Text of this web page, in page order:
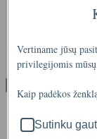
IŠMANAUS
€36 00
Prekių
Vertiname jūsų
privilegijomis
Kaip padėkos
Sutinku